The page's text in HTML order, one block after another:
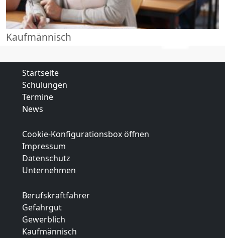
Kaufmännisch
Startseite
Schulungen
Termine
News
Cookie-Konfigurationsbox öffnen
Impressum
Datenschutz
Unternehmen
Berufskraftfahrer
Gefahrgut
Gewerblich
Kaufmännisch